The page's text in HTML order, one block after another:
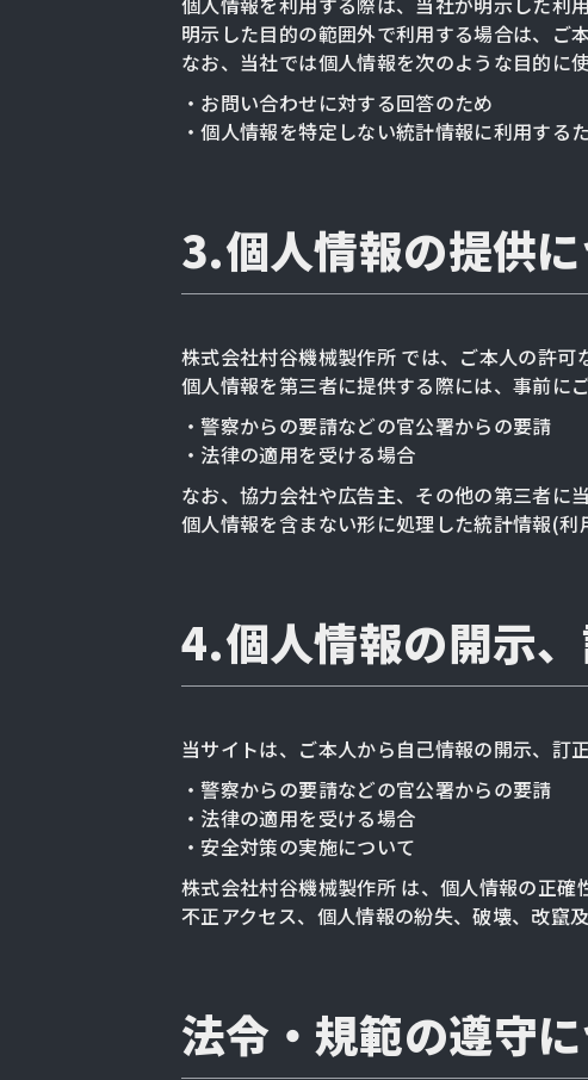
明示した目的の範囲外で利用する場合は、ご
なお、当社では個人情報を次のような目的に使
・お問い合わせに対する回答のため
・個人情報を特定しない統計情報に利用する
3.個人情報の提供
株式会社村谷機械製作所 では、ご本人の許可
個人情報を第三者に提供する際には、事前に
・警察からの要請などの官公署からの要請
・法律の適用を受ける場合
なお、協力会社や広告主、その他の第三者に
個人情報を含まない形に処理した統計情報(利
4.個人情報の開示
当サイトは、ご本人から自己情報の開示、訂
・警察からの要請などの官公署からの要請
・法律の適用を受ける場合
・安全対策の実施について
株式会社村谷機械製作所 は、個人情報の正
不正アクセス、個人情報の紛失、破壊、改竄
法令・規範の遵守